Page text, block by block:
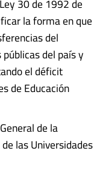
la forma en que
del
del país y
el déficit
de Educación
de la
las Universidades